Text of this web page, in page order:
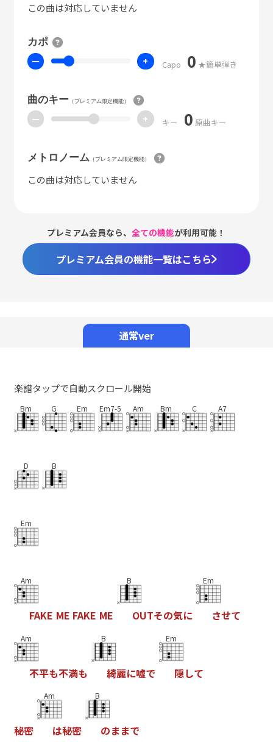
この曲は対応していません
カポ
ー + Capo 0 ★簡単弾き
曲のキー（プレミアム限定機能）
ー + キー 0 原曲キー
メトロノーム （プレミアム限定機能）
この曲は対応していません
プレミアム会員なら、全ての機能が利用可能！
プレミアム会員の機能一覧はこちら
通常ver
楽譜タップで自動スクロール開始
Bm G Em Em7-5 Am Bm C A7
D B
Em
Am
FAKE ME FAKE ME
B
OUTその気に
Em
させて
Am
不平も不満も
B
綺麗に嘘で
Em
隠して
秘密
Am
は秘密
B
のままで